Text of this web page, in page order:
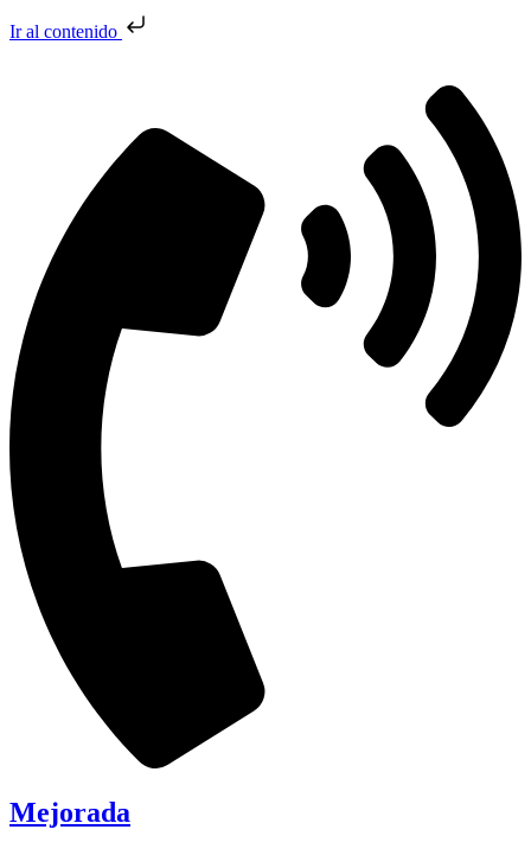
Ir al contenido
Mejorada